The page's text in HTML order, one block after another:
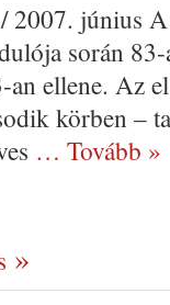
2007. június
során
an ellene. Az
körben –
… Tovább »